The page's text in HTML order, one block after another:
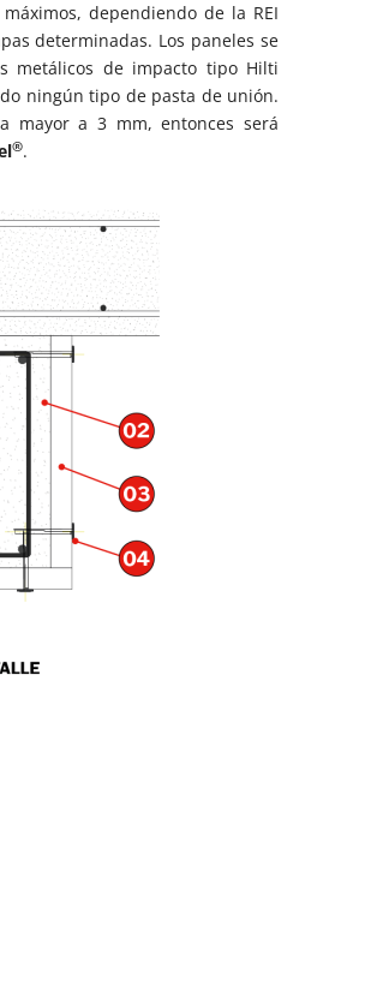
dependiendo de la REI
determinadas. Los paneles se
metálicos de impacto tipo Hilti
ningún tipo de pasta de unión.
mayor a 3 mm, entonces será
®.